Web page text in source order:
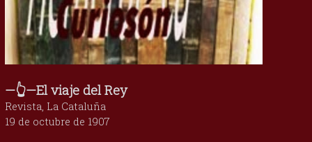
—👆—El viaje del Rey
Revista, La Cataluña
19 de octubre de 1907